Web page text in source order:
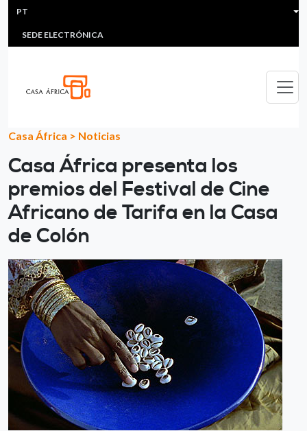
Passar para o conteúdo principal
HEADER MENU
MULTIMEDIA
SEDE ELECTRÓNICA
PT
Casa África > Noticias
Casa África presenta los
premios del Festival de Cine
Africano de Tarifa en la Casa
de Colón